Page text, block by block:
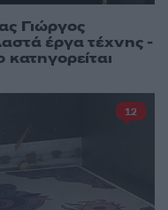
Γιώργος
έργα τέχνης -
12